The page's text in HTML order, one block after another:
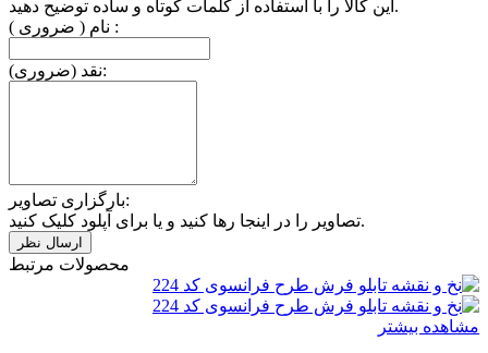
این کالا را با استفاده از کلمات کوتاه و ساده توضیح دهید.
نام ( ضروری ) :
نقد (ضروری):
بارگزاری تصاویر:
تصاویر را در اینجا رها کنید و یا برای آپلود کلیک کنید.
محصولات مرتبط
مشاهده بیشتر